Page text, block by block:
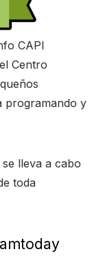
CAPI
Centro
programando y
lleva a cabo
toda